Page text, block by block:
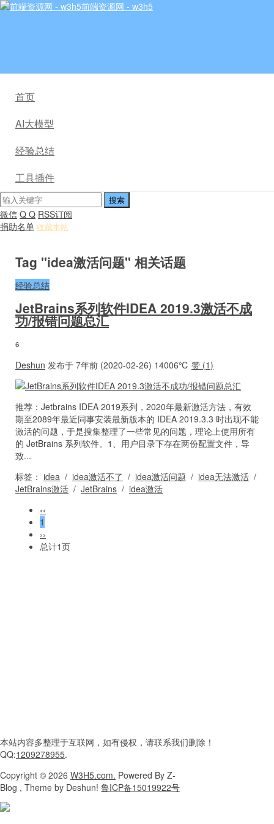
前端资源网 - w3h5
首页
AI大模型
经验总结
工具插件
微信 Q Q RSS订阅
捐助名单 收藏本站
Tag "idea激活问题" 相关话题
经验总结
JetBrains系列软件IDEA 2019.3激活不成
功/报错问题总汇
6
Deshun 发布于 7年前 (2020-02-26) 14006℃ 赞 (1)
推荐：Jetbrains IDEA 2019系列，2020年最新激活方法，有效
期至2089年最近同事安装最新版本的 IDEA 2019.3.3 时出现不能
激活的问题，于是搜集整理了一些常见的问题，理论上使用所有
的 JetBrains 系列软件。1、用户目录下存在两份配置文件，导
致...
标签： idea / idea激活不了 / idea激活问题 / idea无法激活 /
JetBrains激活 / JetBrains / idea激活
‹‹
1
››
总计1页
本站内容多整理于互联网， 如有侵权，请联系我们删除！
QQ:1209278955.
Copyright © 2026 W3H5.com. Powered By Z-
Blog , Theme by Deshun! 鲁ICP备15019922号